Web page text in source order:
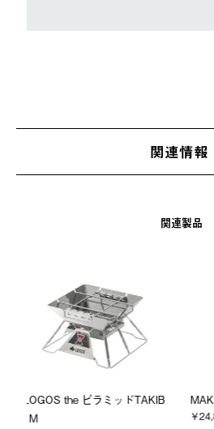
関連情報
関連製品
ーブル
エコココロゴス・ミニラウン